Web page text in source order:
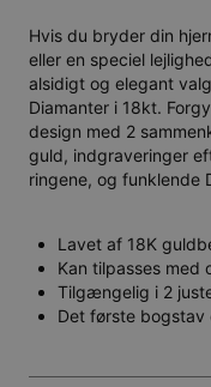
Hvis du bryder din
eller en speciel
alsidigt og elegant
Diamanter i 18kt.
design med 2
guld, indgraveringer
ringene, og funklende
Lavet af 18K
Kan tilpasses med
Tilgængelig i 2
Det første bogstav